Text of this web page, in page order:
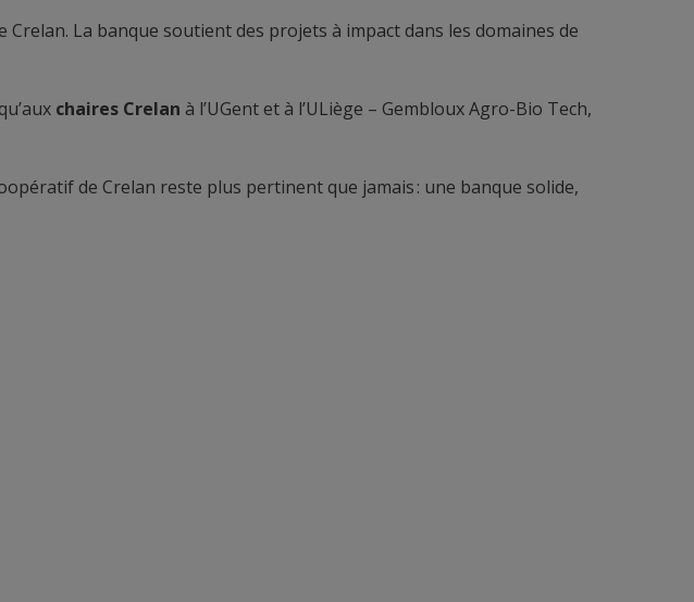
La banque soutient des projets à impact dans les domaines de
chaires Crelan à l’UGent et à l’ULiège – Gembloux Agro-Bio Tech,
de Crelan reste plus pertinent que jamais : une banque solide,